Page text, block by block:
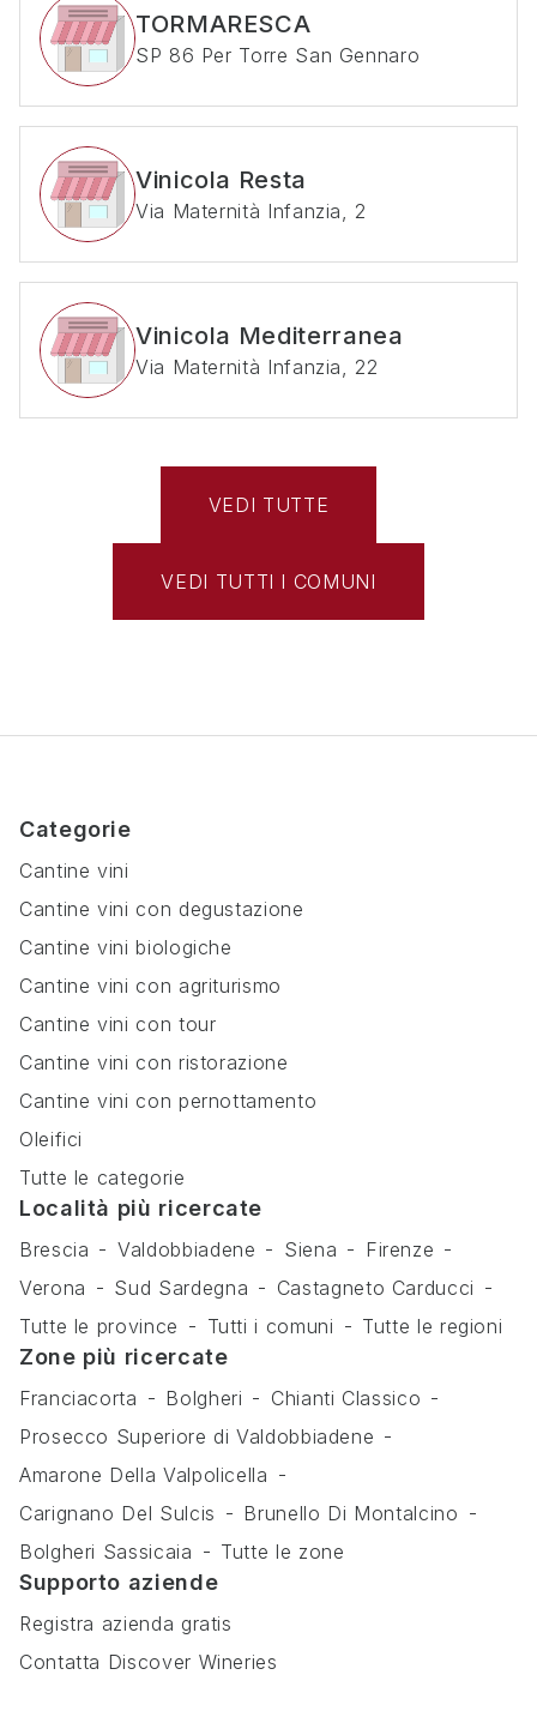
TORMARESCA
SP 86 Per Torre San Gennaro
Vinicola Resta
Via Maternità Infanzia, 2
Vinicola Mediterranea
Via Maternità Infanzia, 22
VEDI TUTTE
VEDI TUTTI I COMUNI
Categorie
Cantine vini
Cantine vini con degustazione
Cantine vini biologiche
Cantine vini con agriturismo
Cantine vini con tour
Cantine vini con ristorazione
Cantine vini con pernottamento
Oleifici
Tutte le categorie
Località più ricercate
Brescia Valdobbiadene Siena
Firenze
Verona
Sud Sardegna
Castagneto Carducci
Tutte le province
Tutti i comuni Tutte le regioni
Zone più ricercate
Franciacorta Bolgheri
Chianti Classico
Prosecco Superiore di Valdobbiadene
Amarone Della Valpolicella
Carignano Del Sulcis
Brunello Di Montalcino
Bolgheri Sassicaia
Tutte le zone
Supporto aziende
Registra azienda gratis
Contatta Discover Wineries